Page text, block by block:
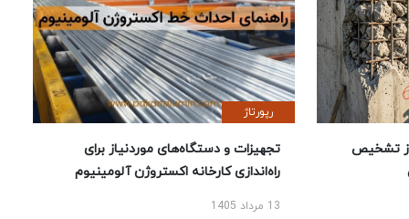
تشخیص
رپورتاژ
تجهیزات و دستگاه‌های موردنیاز برای
راه‌اندازی کارخانه اکستروژن آلومینیوم
13 مرداد 1405